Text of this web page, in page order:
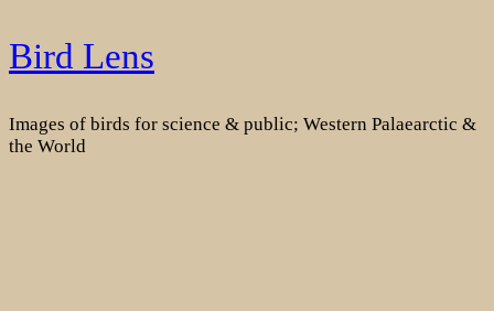
Skip
to
Bird Lens
Images of birds for science & public; Western Palaearctic &
the World